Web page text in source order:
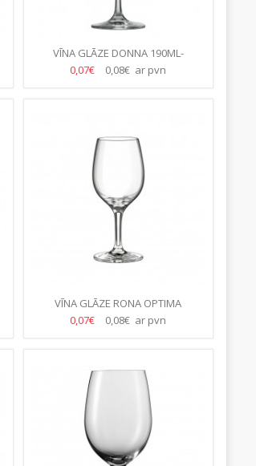
VĪNA GLĀZE DONNA 190ML-
(35.GB/KASTE)
0,07€ 0,08€ ar pvn
VĪNA GLĀZE RONA OPTIMA
24CL/240ML-(35.GB/KASTE)
0,07€ 0,08€ ar pvn